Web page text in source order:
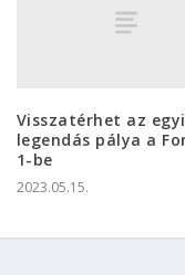
Visszatérhet az
legendás pálya a
1-be
2023.05.15.